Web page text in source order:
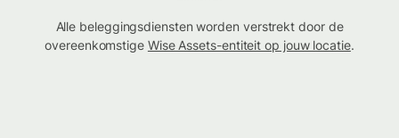
Alle beleggingsdiensten worden verstrekt door de
overeenkomstige Wise Assets-entiteit op jouw locatie.